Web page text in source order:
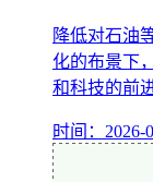
降低对石油
化的布景下
和科技的前
时间：2026-